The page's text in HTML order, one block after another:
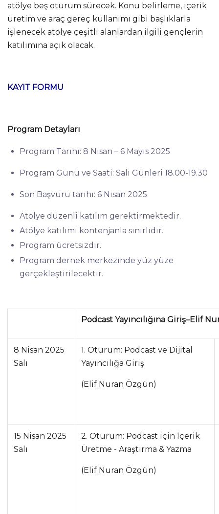
atölye beş oturum sürecek. Konu belirleme, içerik
üretim ve araç gereç kullanımı gibi başlıklarla
işlenecek atölye çeşitli alanlardan ilgili gençlerin
katılımına açık olacak.
KAYIT FORMU
Program Detayları
Program Tarihi: 8 Nisan – 6 Mayıs 2025
Program Günü ve Saati: Salı Günleri 18.00-19.30
Son Başvuru tarihi: 6 Nisan 2025
Atölye düzenli katılım gerektirmektedir.
Atölye katılımı kontenjanla sınırlıdır.
Program ücretsizdir.
Program dernek merkezinde yüz yüze
gerçekleştirilecektir.
Podcast Yayıncılığına Giriş–Elif
8 Nisan 2025
Salı
1. Oturum: Podcast ve Dijital
Yayıncılığa Giriş
(Elif Nuran Özgün)
15 Nisan 2025
Salı
2. Oturum: Podcast için İçerik
Üretme - Araştırma & Yazma
(Elif Nuran Özgün)